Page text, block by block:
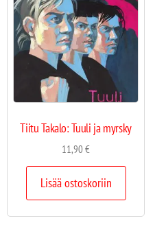
Tiitu Takalo: Tuuli ja myrsky
11,90€
Lisää ostoskoriin